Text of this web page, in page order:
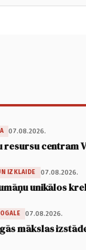
07.08.2026.
resursu centram
IZKLAIDE 07.08.2026.
unikālos
07.08.2026.
mākslas